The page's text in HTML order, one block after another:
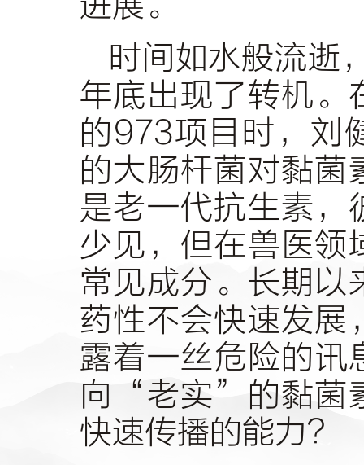
时间如水般流逝
年底出现了转机。
的973项目时，刘
的大肠杆菌对黏菌
是老一代抗生素，
少见，但在兽医领
常见成分。长期以
药性不会快速发展
露着一丝危险的
向“老实”的黏菌
快速传播的能力？